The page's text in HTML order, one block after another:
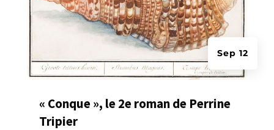
« Conque », le 2e roman de Perrine
Tripier
Sep 12